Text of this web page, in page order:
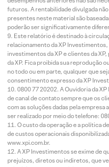
futuros. A rentabilidade divulgada
presentes neste material são
poderão ser significativamente
Este relatório é destinado à
relacionamento da XP
investimentos da XP e clientes da
da XP. Fica proibida sua reprodução
no todo ou em parte, qualquer que
consentimento expresso da XP
0800 77 20202. A Ouvidoria da
de canal de contato sempre que os
com as soluções dadas pela
ser realizado por meio do telefone:
O custo da operação e a política
de custos operacionais
www.xpi.com.br.
A XP Investimentos se exime de
prejuízos, diretos ou indiretos, que